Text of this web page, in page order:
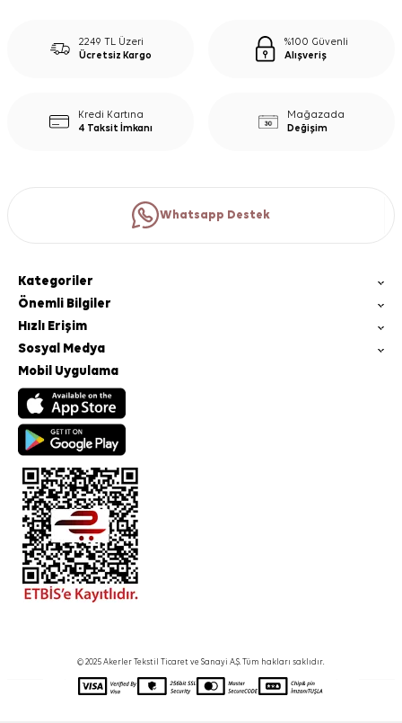
2249 TL Üzeri
Ücretsiz Kargo
%100 Güvenli
Alışveriş
Kredi Kartına
4 Taksit İmkanı
Mağazada
Değişim
Whatsapp Destek
Kategoriler
Önemli Bilgiler
Hızlı Erişim
Sosyal Medya
Mobil Uygulama
© 2025 Akerler Tekstil Ticaret ve Sanayi A.Ş. Tüm hakları saklıdır.